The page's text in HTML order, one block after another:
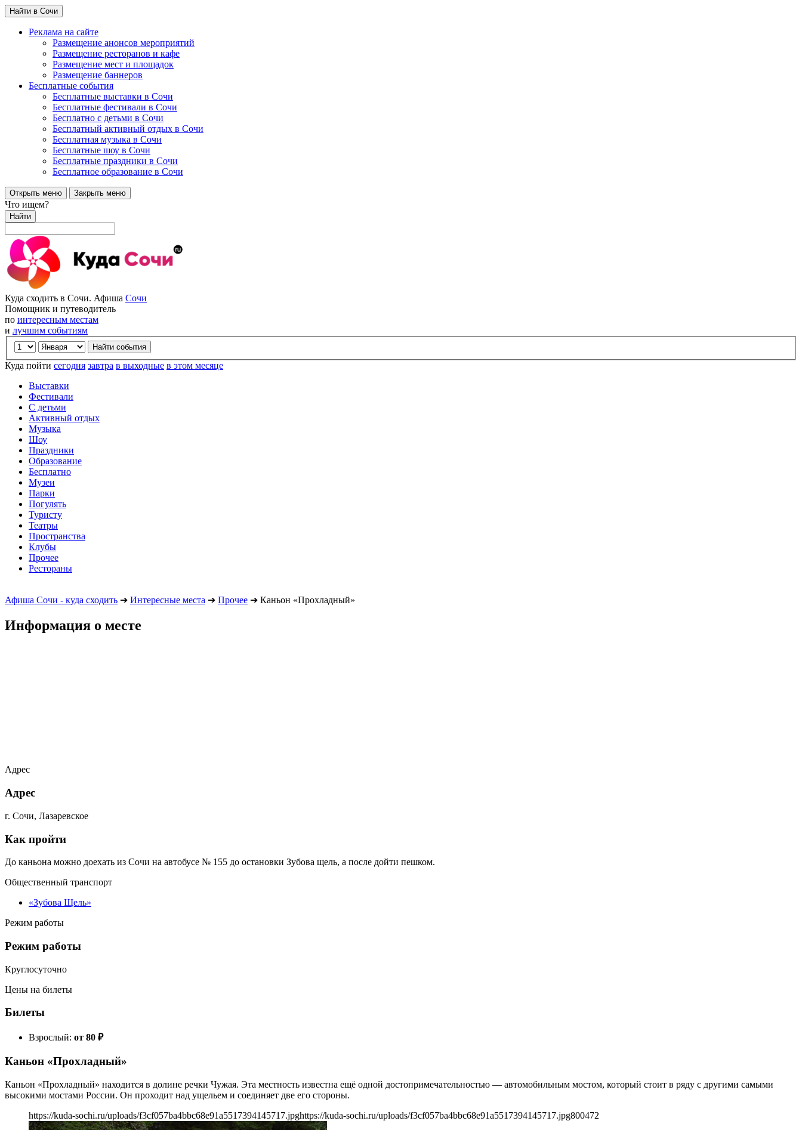
Найти в Сочи
Реклама на сайте
Размещение анонсов мероприятий
Размещение ресторанов и кафе
Размещение мест и площадок
Размещение баннеров
Бесплатные события
Бесплатные выставки в Сочи
Бесплатные фестивали в Сочи
Бесплатно с детьми в Сочи
Бесплатный активный отдых в Сочи
Бесплатная музыка в Сочи
Бесплатные шоу в Сочи
Бесплатные праздники в Сочи
Бесплатное образование в Сочи
Открыть меню Закрыть меню
Что ищем?
Найти
Куда сходить в Сочи. Афиша Сочи
Помощник и путеводитель
по интересным местам
и лучшим событиям
Куда пойти сегодня завтра в выходные в этом месяце
Выставки
Фестивали
С детьми
Активный отдых
Музыка
Шоу
Праздники
Образование
Бесплатно
Музеи
Парки
Погулять
Туристу
Театры
Пространства
Клубы
Прочее
Рестораны
Афиша Сочи - куда сходить ➔ Интересные места ➔ Прочее ➔ Каньон «Прохладный»
Информация о месте
Адрес
Адрес
г. Сочи, Лазаревское
Как пройти
До каньона можно доехать из Сочи на автобусе № 155 до остановки Зубова щель, а после дойти пешком.
Общественный транспорт
«Зубова Щель»
Режим работы
Режим работы
Круглосуточно
Цены на билеты
Билеты
Взрослый: от 80 ₽
Каньон «Прохладный»
Каньон «Прохладный» находится в долине речки Чужая. Эта местность известна ещё одной достопримечательностью — автомобильным мостом, который стоит в ряду с другими самыми
высокими мостами России. Он проходит над ущельем и соединяет две его стороны.
https://kuda-sochi.ru/uploads/f3cf057ba4bbc68e91a5517394145717.jpghttps://kuda-sochi.ru/uploads/f3cf057ba4bbc68e91a5517394145717.jpg800472